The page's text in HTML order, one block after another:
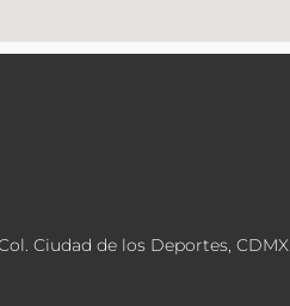
Ciudad de los Deportes, CDMX.